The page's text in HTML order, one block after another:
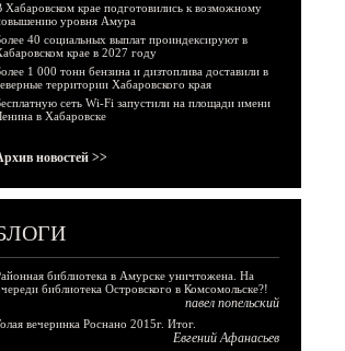
Хабаровском крае подготовились к возможному
уровня Амура
40 социальных выплат проиндексируют в
крае в 2027 году
1 000 тонн бензина и дизтоплива доставили в
территории Хабаровского края
сеть Wi-Fi запустили на площади имени
в Хабаровске
новостей >>
библиотека в Амурске уничтожена. На
библиотека Островского в Комсомольске?!
павел попельский
вечеринка Роснано 2015г. Итог.
Евгений Афанасьев